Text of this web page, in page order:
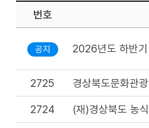
번호
공지 2026년도 하반
2725 경상북도문화관
2724 (재)경상북도 농